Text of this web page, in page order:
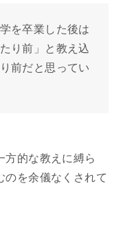
を卒業した後は
り前」と教え込
前だと思ってい
方的な教えに縛ら
のを余儀なくされて